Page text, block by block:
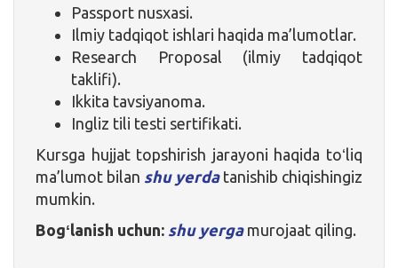
Passport nusxasi.
Ilmiy tadqiqot ishlari haqida ma’lumotlar.
Research Proposal (ilmiy tadqiqot
taklifi).
Ikkita tavsiyanoma.
Ingliz tili testi sertifikati.
Kursga hujjat topshirish jarayoni haqida toʻliq
ma’lumot bilan shu yerdatanishib chiqishingiz
mumkin.
Bogʻlanish uchun: shu yerga murojaat qiling.